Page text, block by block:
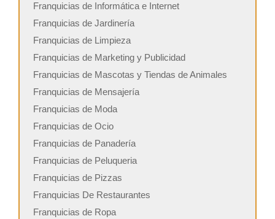
Franquicias de Informática e Internet
Franquicias de Jardinería
Franquicias de Limpieza
Franquicias de Marketing y Publicidad
Franquicias de Mascotas y Tiendas de Animales
Franquicias de Mensajería
Franquicias de Moda
Franquicias de Ocio
Franquicias de Panadería
Franquicias de Peluqueria
Franquicias de Pizzas
Franquicias De Restaurantes
Franquicias de Ropa